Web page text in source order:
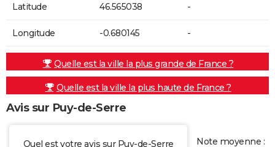
Latitude 46.565038 -
Longitude -0.680145 -
Quelle est la ville la plus grande de France ?
Quelle est la ville la plus haute de France ?
Avis sur Puy-de-Serre
Quel est votre avis sur Puy-de-Serre Note moyenne :